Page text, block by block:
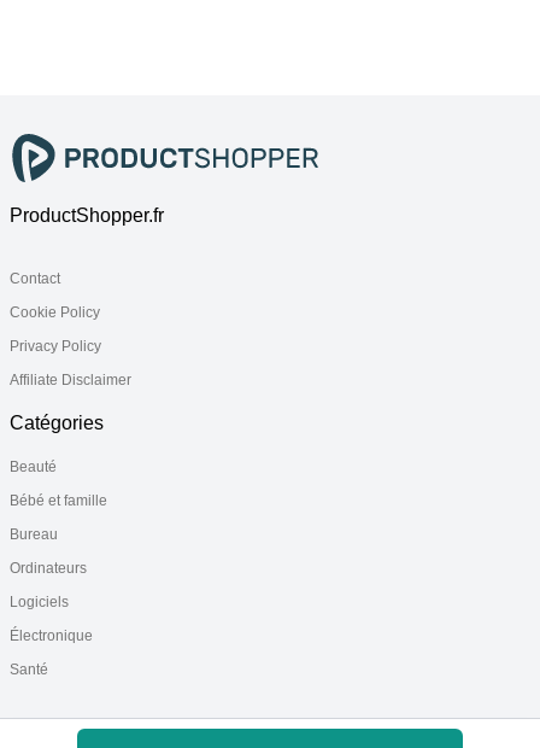
ProductShopper.fr
Contact
Cookie Policy
Privacy Policy
Affiliate Disclaimer
Catégories
Beauté
Bébé et famille
Bureau
Ordinateurs
Logiciels
Électronique
Santé